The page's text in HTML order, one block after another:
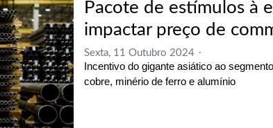
Pacote de estímulos à
impactar preço de
Sexta, 11 Outubro 2024
Incentivo do gigante asiático ao
cobre, minério de ferro e alumínio